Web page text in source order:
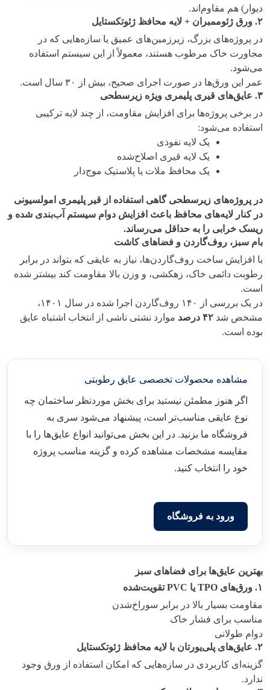
دیوار) هم مقاوم‌اند.
۲. ورق ژئوممبران + لایه محافظ ژئوتکستایل
در پروژه‌های بزرگ، زیرزمین‌های عمیق یا سازه‌هایی که در
مجاورت خاک مرطوب هستند، معمولاً از این سیستم استفاده
می‌شود.
عمر این ورق‌ها در صورت اجرای صحیح، بیش از ۳۰ سال است.
۳. عایق‌های قیری پلیمری ویژه زیرسطحی
در برخی پروژه‌ها برای افزایش مقاومت، از چند لایه ترکیبی
استفاده می‌شود:
یک لایه نفوذی
یک لایه قیری اصلاح‌شده
یک محافظ ملات یا پلاستیک موج‌دار
در پروژه‌های زیرسطحی گاهی استفاده از قیر پلیمری امولسیونی
در کنار لایه‌های محافظ باعث افزایش دوام سیستم آب‌بندی شده و
ریسک خرابی را به حداقل می‌رساند.
بام سبز، روف‌گاردن و فضاهای کاشت
با افزایش ساخت روف‌گاردن‌ها، نیاز به عایقی که بتواند در برابر
رطوبت دائمی خاک، زهکشی، و وزن بالا مقاومت کند بیشتر شده
است.
در یک بررسی از ۱۴۰ روف‌گاردن اجرا شده در سال ۱۴۰۱،
مشخص شد ۴۲ درصد موارد نشتی ناشی از انتخاب اشتباه عایق
بوده است.
مشاهده محصولات تخصصی عایق رطوبتی
اگر هنوز مطمئن نیستید برای بخش موردنظر ساختمان چه
نوع عایقی مناسب‌تر است، پیشنهاد می‌شود سری به
فروشگاه ما بزنید. در این بخش می‌توانید انواع عایق‌ها را با
مقایسه مشخصات مشاهده کرده و گزینه مناسب پروژه
خود را انتخاب کنید.
ورود به فروشگاه
بهترین عایق‌ها برای فضاهای سبز
۱. ورق‌های یا
تقویت‌شده
مقاومت بسیار بالا در برابر سوراخ‌شدن
مناسب برای فشار خاک
دوام طولانی
۲. عایق‌های پلی‌یورتان با لایه محافظ ژئوتکستایل
گزینه‌ای کاربردی در سازه‌هایی که امکان استفاده از ورق وجود
ندارد.